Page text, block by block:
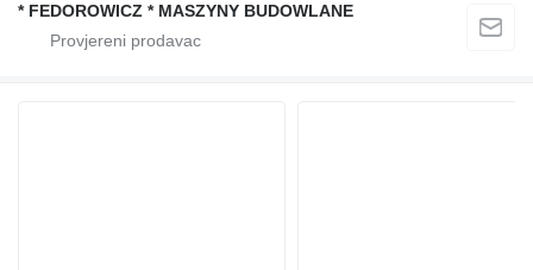
* FEDOROWICZ * MASZYNY BUDOWLANE